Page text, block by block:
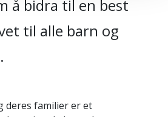
å bidra til en best
til alle barn og
deres familier er et